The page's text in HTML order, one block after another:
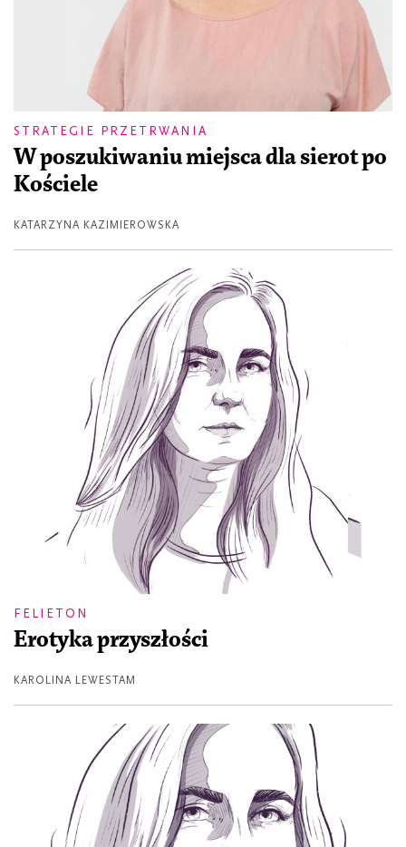
STRATEGIE PRZETRWANIA
W poszukiwaniu miejsca dla sierot po
Kościele
KATARZYNA KAZIMIEROWSKA
FELIETON
Erotyka przyszłości
KAROLINA LEWESTAM